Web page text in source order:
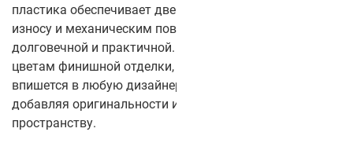
пластика обеспечивает двери высокую устойчивость к
износу и механическим повреждениям, делая её
долговечной и практичной. Благодаря более чем 50
цветам финишной отделки, маятниковая дверь легко
впишется в любую дизайнерскую концепцию,
добавляя оригинальности и выразительности
пространству.